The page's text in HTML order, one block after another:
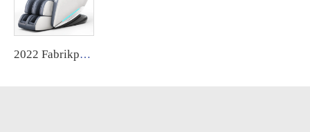
2022 Fabrikpreis kompakter Massagesessel mit Massagenkontrollbrett Abdeckung